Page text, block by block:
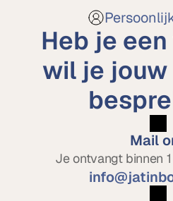
Heb je
wil je jouw
Mail
Je ontvangt binnen